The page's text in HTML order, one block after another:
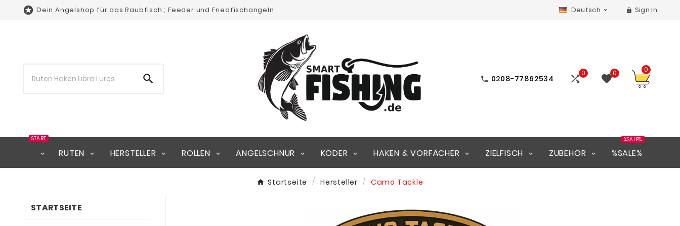
 Dein Angelshop für das Raubfisch ; Feeder und Friedfischangeln Deutsch   Sign In
  0208-77862534 0 0 0
START
RUTEN HERSTELLER ROLLEN ANGELSCHNUR KÖDER HAKEN & VORFÄCHER ZIELFISCH ZUBEHÖR %SALE%
%SALE%
Startseite Hersteller Camo Tackle
STARTSEITE